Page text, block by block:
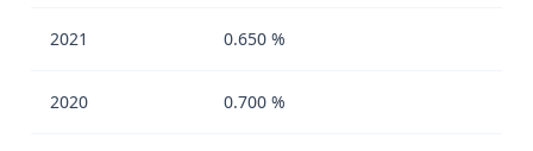
2021 0.650 %
2020 0.700 %